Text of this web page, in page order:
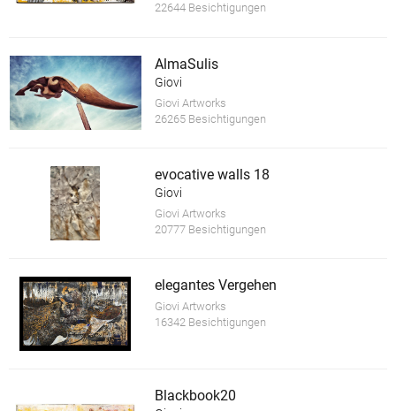
22644 Besichtigungen
AlmaSulis
Giovi
Giovi Artworks
26265 Besichtigungen
evocative walls 18
Giovi
Giovi Artworks
20777 Besichtigungen
elegantes Vergehen
Giovi Artworks
16342 Besichtigungen
Blackbook20